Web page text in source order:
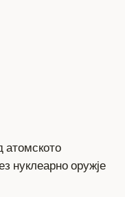
атомското
нуклеарно оружје